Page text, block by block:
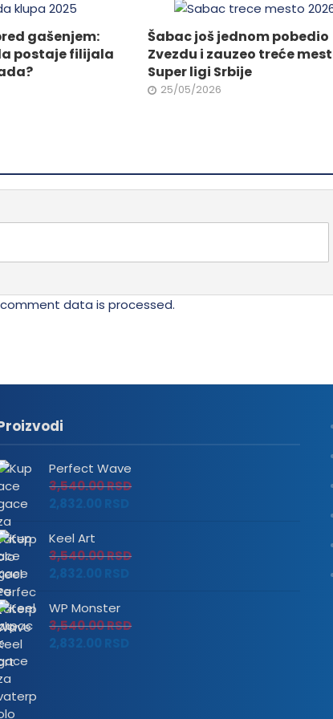
izabrane
na
proizvoda.
gašenjem:
postaje filijala
Šabac još jednom pobedio
Zvezdu i zauzeo treće
Super ligi Srbije
25/05/2026
data is processed.
Perfect Wave
3,540.00RSD
2,832.00
Keel Art
3,540.00RSD
2,832.00
WP Monster
3,540.00RSD
2,832.00